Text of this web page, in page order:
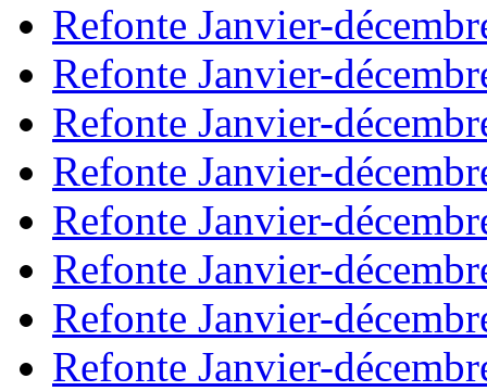
Refonte Janvier-
Refonte Janvier-
Refonte Janvier-
Refonte Janvier-
Refonte Janvier-
Refonte Janvier-
Refonte Janvier-
Refonte Janvier-